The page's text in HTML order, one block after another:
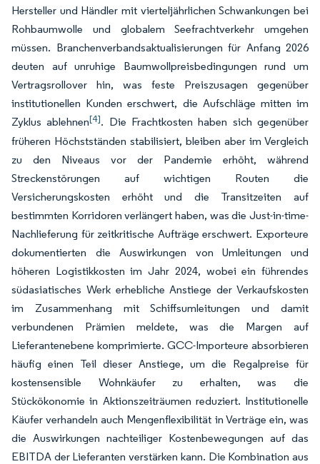
Hersteller und Händler mit vierteljährlichen Schwankungen bei
Rohbaumwolle und globalem Seefrachtverkehr umgehen
müssen. Branchenverbandsaktualisierungen für Anfang 2026
deuten auf unruhige Baumwollpreisbedingungen rund um
Vertragsrollover hin, was feste Preiszusagen gegenüber
institutionellen Kunden erschwert, die Aufschläge mitten im
Zyklus ablehnen[4]. Die Frachtkosten haben sich gegenüber
früheren Höchstständen stabilisiert, bleiben aber im Vergleich
zu den Niveaus vor der Pandemie erhöht, während
Streckenstörungen auf wichtigen Routen die
Versicherungskosten erhöht und die Transitzeiten auf
bestimmten Korridoren verlängert haben, was die Just-in-time-
Nachlieferung für zeitkritische Aufträge erschwert. Exporteure
dokumentierten die Auswirkungen von Umleitungen und
höheren Logistikkosten im Jahr 2024, wobei ein führendes
südasiatisches Werk erhebliche Anstiege der Verkaufskosten
im Zusammenhang mit Schiffsumleitungen und damit
verbundenen Prämien meldete, was die Margen auf
Lieferantenebene komprimierte. GCC-Importeure absorbieren
häufig einen Teil dieser Anstiege, um die Regalpreise für
kostensensible Wohnkäufer zu erhalten, was die
Stückökonomie in Aktionszeiträumen reduziert. Institutionelle
Käufer verhandeln auch Mengenflexibilität in Verträge ein, was
die Auswirkungen nachteiliger Kostenbewegungen auf das
EBITDA der Lieferanten verstärken kann. Die Kombination aus